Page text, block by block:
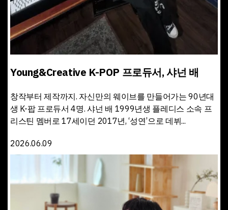
Young&Creative K-POP 프로듀서, 샤넌 배
창작부터 제작까지. 자신만의 웨이브를 만들어가는 90년대
생 K-팝 프로듀서 4명. 샤넌 배 1999년생 플레디스 소속 프
리스틴 멤버로 17세이던 2017년, ‘성연’으로 데뷔...
2026.06.09